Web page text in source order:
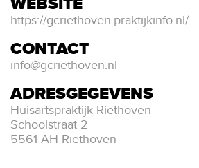
https://gcriethoven.praktijkinfo.nl/
CONTACT
info@gcriethoven.nl
ADRESGEGEVENS
Huisartspraktijk Riethoven
Schoolstraat 2
5561 AH Riethoven